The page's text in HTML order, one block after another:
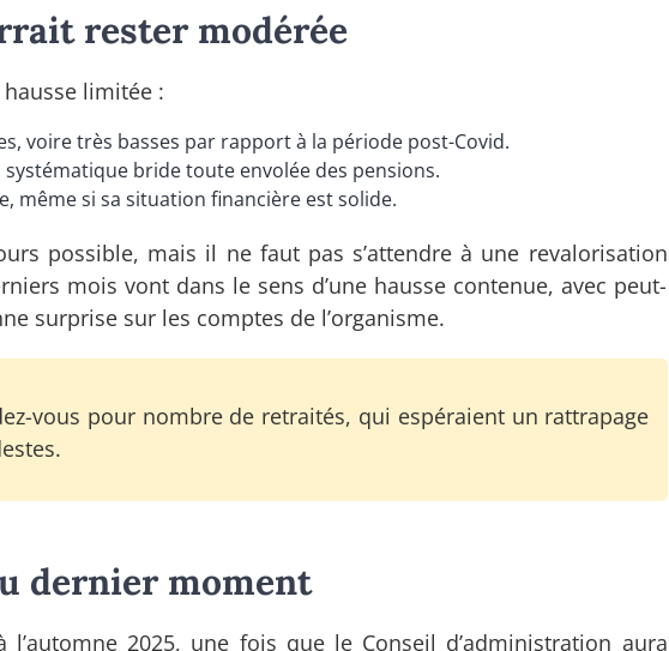
rester modérée
limitée :
voire très basses par rapport à la période post-Covid.
bride toute envolée des pensions.
même si sa situation financière est solide.
possible, mais il ne faut pas s’attendre à une revalorisation
mois vont dans le sens d’une hausse contenue, avec peut-
surprise sur les comptes de l’organisme.
vous pour nombre de retraités, qui espéraient un rattrapage
dernier moment
2025, une fois que le Conseil d’administration aura